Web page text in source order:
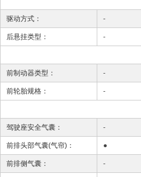
驱动方式： -
后悬挂类型： -
前制动器类型： -
前轮胎规格： -
驾驶座安全气囊： -
前排头部气囊(气帘)： ●
前排侧气囊： -